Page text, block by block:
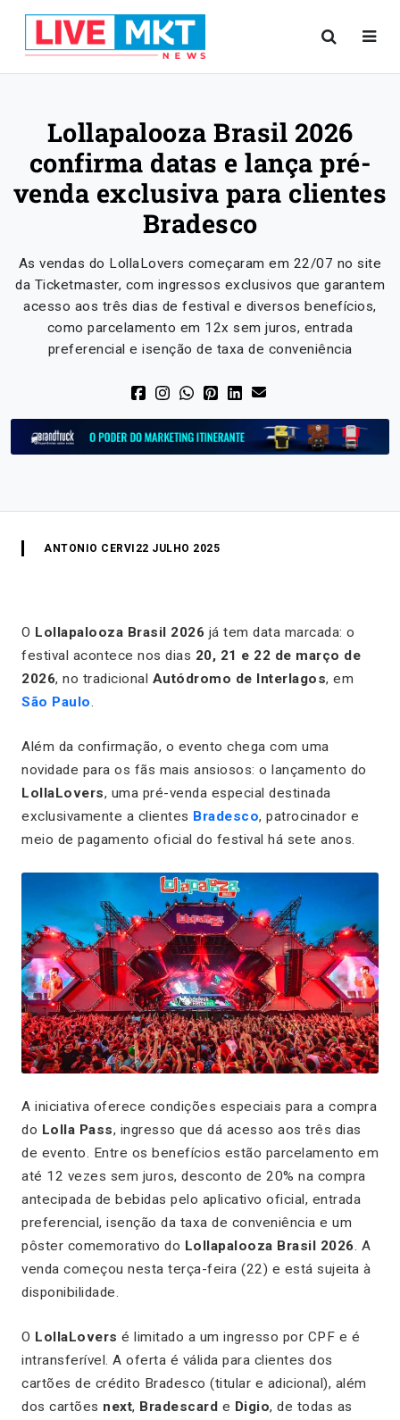
Lollapalooza Brasil 2026
confirma datas e lança pré-
venda exclusiva para clientes
Bradesco
As vendas do LollaLovers começaram em 22/07 no site
da Ticketmaster, com ingressos exclusivos que garantem
acesso aos três dias de festival e diversos benefícios,
como parcelamento em 12x sem juros, entrada
preferencial e isenção de taxa de conveniência
ANTONIO CERVI 22 JULHO 2025
O Lollapalooza Brasil 2026 já tem data marcada: o
festival acontece nos dias 20, 21 e 22 de março de
2026, no tradicional Autódromo de Interlagos, em
São Paulo.
Além da confirmação, o evento chega com uma
novidade para os fãs mais ansiosos: o lançamento do
LollaLovers, uma pré-venda especial destinada
exclusivamente a clientes Bradesco, patrocinador e
meio de pagamento oficial do festival há sete anos.
A iniciativa oferece condições especiais para a compra
do Lolla Pass, ingresso que dá acesso aos três dias
de evento. Entre os benefícios estão parcelamento em
até 12 vezes sem juros, desconto de 20% na compra
antecipada de bebidas pelo aplicativo oficial, entrada
preferencial, isenção da taxa de conveniência e um
pôster comemorativo do Lollapalooza Brasil 2026. A
venda começou nesta terça-feira (22) e está sujeita à
disponibilidade.
O LollaLovers é limitado a um ingresso por CPF e é
intransferível. A oferta é válida para clientes dos
cartões de crédito Bradesco (titular e adicional), além
dos cartões next, Bradescard e Digio, de todas as